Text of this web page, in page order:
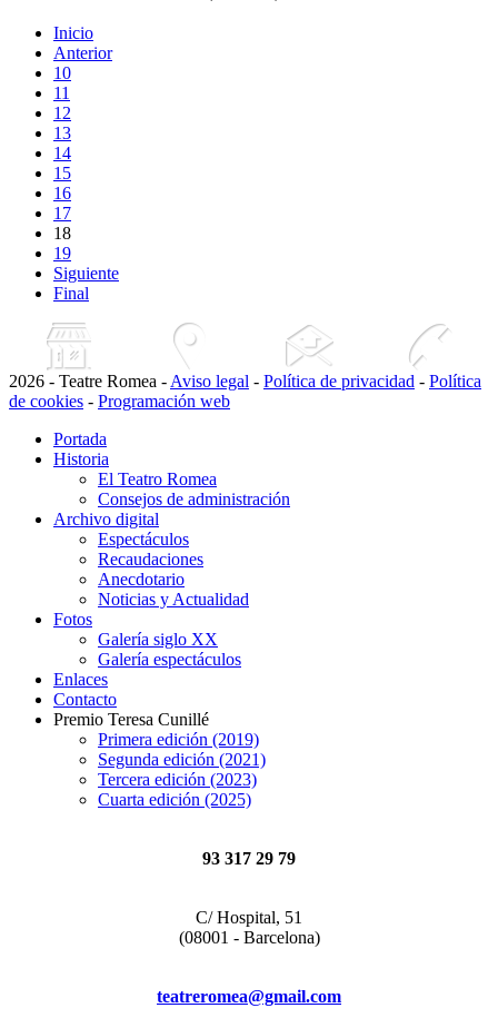
Inicio
Anterior
10
11
12
13
14
15
16
17
18
19
Siguiente
Final
2026 - Teatre Romea - Aviso legal - Política de privacidad - Política
de cookies - Programación web
Portada
Historia
El Teatro Romea
Consejos de administración
Archivo digital
Espectáculos
Recaudaciones
Anecdotario
Noticias y Actualidad
Fotos
Galería siglo XX
Galería espectáculos
Enlaces
Contacto
Premio Teresa Cunillé
Primera edición (2019)
Segunda edición (2021)
Tercera edición (2023)
Cuarta edición (2025)
93 317 29 79
C/ Hospital, 51
(08001 - Barcelona)
teatreromea@gmail.com